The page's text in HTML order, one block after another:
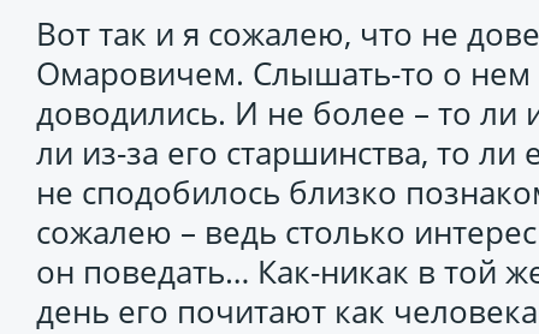
Вот так и я сожалею, что не
Омаровичем. Слышать-то о нем
доводились. И не более – то ли
ли из-за его старшинства, то
не сподобилось близко
сожалею – ведь столько
он поведать… Как-никак в той
день его почитают как